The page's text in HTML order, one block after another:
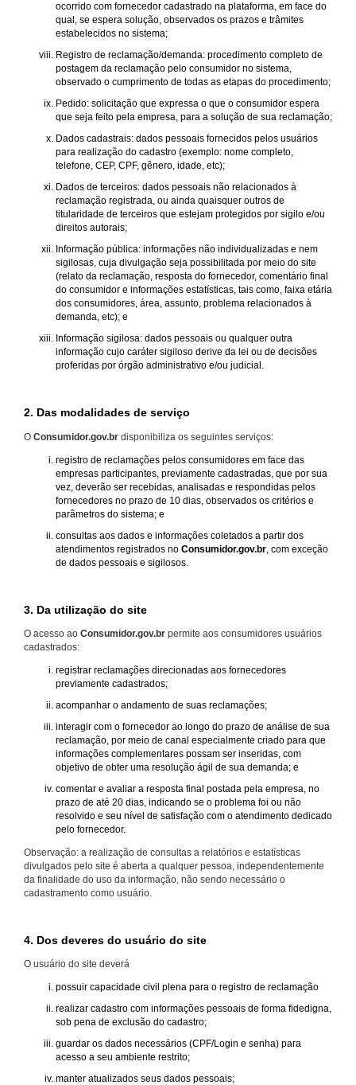
ocorrido com fornecedor cadastrado na plataforma, em face do
qual, se espera solução, observados os prazos e trâmites
estabelecidos no sistema;
Registro de reclamação/demanda: procedimento completo de
postagem da reclamação pelo consumidor no sistema,
observado o cumprimento de todas as etapas do procedimento;
Pedido: solicitação que expressa o que o consumidor espera
que seja feito pela empresa, para a solução de sua reclamação;
Dados cadastrais: dados pessoais fornecidos pelos usuários
para realização do cadastro (exemplo: nome completo,
telefone, CEP, CPF, gênero, idade, etc);
Dados de terceiros: dados pessoais não relacionados à
reclamação registrada, ou ainda quaisquer outros de
titularidade de terceiros que estejam protegidos por sigilo e/ou
direitos autorais;
Informação pública: informações não individualizadas e nem
sigilosas, cuja divulgação seja possibilitada por meio do site
(relato da reclamação, resposta do fornecedor, comentário final
do consumidor e informações estatísticas, tais como, faixa etária
dos consumidores, área, assunto, problema relacionados à
demanda, etc); e
Informação sigilosa: dados pessoais ou qualquer outra
informação cujo caráter sigiloso derive da lei ou de decisões
proferidas por órgão administrativo e/ou judicial.
2. Das modalidades de serviço
O Consumidor.gov.br disponibiliza os seguintes serviços:
registro de reclamações pelos consumidores em face das
empresas participantes, previamente cadastradas, que por sua
vez, deverão ser recebidas, analisadas e respondidas pelos
fornecedores no prazo de 10 dias, observados os critérios e
parâmetros do sistema; e
consultas aos dados e informações coletados a partir dos
atendimentos registrados no Consumidor.gov.br , com exceção
de dados pessoais e sigilosos.
3. Da utilização do site
O acesso ao Consumidor.gov.br permite aos consumidores usuários
cadastrados:
registrar reclamações direcionadas aos fornecedores
previamente cadastrados;
acompanhar o andamento de suas reclamações;
interagir com o fornecedor ao longo do prazo de análise de sua
reclamação, por meio de canal especialmente criado para que
informações complementares possam ser inseridas, com
objetivo de obter uma resolução ágil de sua demanda; e
comentar e avaliar a resposta final postada pela empresa, no
prazo de até 20 dias, indicando se o problema foi ou não
resolvido e seu nível de satisfação com o atendimento dedicado
pelo fornecedor.
Observação: a realização de consultas a relatórios e estatísticas
divulgados pelo site é aberta a qualquer pessoa, independentemente
da finalidade do uso da informação, não sendo necessário o
cadastramento como usuário.
4. Dos deveres do usuário do site
O usuário do site deverá
possuir capacidade civil plena para o registro de reclamação
realizar cadastro com informações pessoais de forma fidedigna,
sob pena de exclusão do cadastro;
guardar os dados necessários (CPF/Login e senha) para
acesso a seu ambiente restrito;
manter atualizados seus dados pessoais;